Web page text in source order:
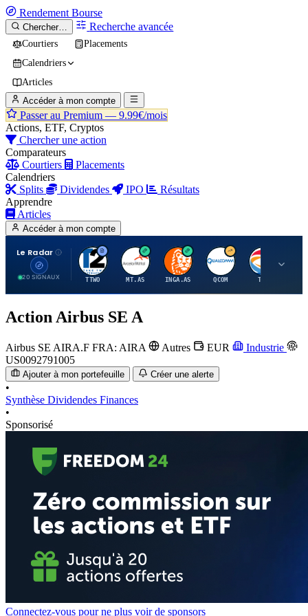
Rendement Bourse
Chercher… Recherche avancée
Courtiers
Placements
Calendriers
Articles
Accéder à mon compte
Passer au Premium — 9.99€/mois
Actions, ETF, Cryptos
Chercher une action
Comparateurs
Courtiers
Placements
Calendriers
Splits
Dividendes IPO
Résultats
Apprendre
Articles
Accéder à mon compte
Le Radar
20 SIGNAUX
T
TTWO
A
MT.AS
I
INGA.AS
Q
QCOM
T
TTE
Action Airbus SE A
Airbus SE AIRA.F FRA: AIRA Autres EUR
Industrie
US0092791005
Ajouter à mon portefeuille Créer une alerte
•
Synthèse Dividendes Finances
•
Sponsorisé
Connectez-vous pour ne plus voir de sponsors